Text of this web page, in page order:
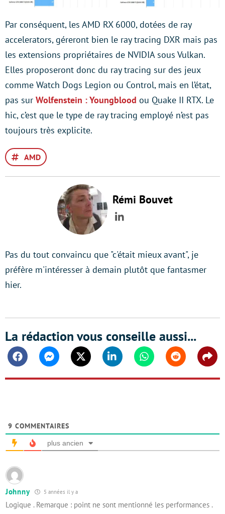
Par conséquent, les AMD RX 6000, dotées de ray
accelerators, géreront bien le ray tracing DXR mais pas
les extensions propriétaires de NVIDIA sous Vulkan.
Elles proposeront donc du ray tracing sur des jeux
comme Watch Dogs Legion ou Control, mais en l’état,
pas sur Wolfenstein : Youngblood ou Quake II RTX. Le
hic, c’est que le type de ray tracing employé n’est pas
toujours très explicite.
AMD
Rémi Bouvet
LinkedIn
Pas du tout convaincu que "c'était mieux avant", je
préfère m'intéresser à demain plutôt que fantasmer
hier.
La rédaction vous conseille aussi...
FacebookMessengerTwitter Linkedin WhatsappReddit
9 COMMENTAIRES
plus ancien
Johnny 5 années il y a
Logique . Remarque : point ne sont mentionné les performances .